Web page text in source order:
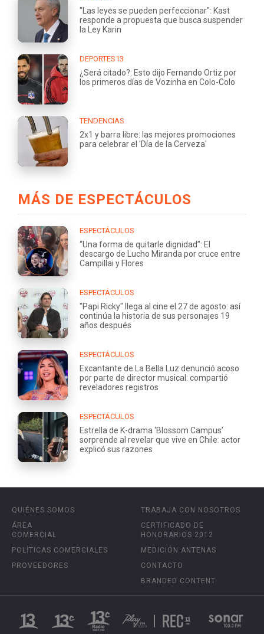
"Las leyes se pueden perfeccionar": Kast
responde a propuesta que busca suspender
la Ley Karin
DEPORTES13
¿Será citado?: Esto dijo Fernando Ortiz por
los primeros días de Vozinha en Colo-Colo
TENDENCIAS
2x1 y barra libre: las mejores promociones
para celebrar el 'Día de la Cerveza'
MÁS DE ESPECTÁCULOS
ESPECTÁCULOS
“Una forma de quitarle dignidad”: El
descargo de Lucho Miranda por cruce entre
Campillai y Flores
ESPECTÁCULOS
"Papi Ricky" llega al cine el 27 de agosto: así
continúa la historia de sus personajes 19
años después
ESPECTÁCULOS
Excantante de La Bella Luz denunció acoso
por parte de director musical: compartió
reveladores registros
ESPECTÁCULOS
Estrella de K-drama ‘Blossom Campus’
sorprende al revelar que vive en Chile: actor
explicó sus razones
QUIÉNES SOMOS
ÁREA
COMERCIAL
POLÍTICAS COMERCIALES
PROVEEDORES
TRABAJA CON NOSOTROS
CERTIFICADO DE
HONORARIOS 2012
MEDICIÓN ANTENAS
CONTACTO
BRANDED CONTENT